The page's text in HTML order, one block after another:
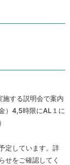
する説明会で案内
）4,5時限にAL１に
定しています。詳
せをご確認してく